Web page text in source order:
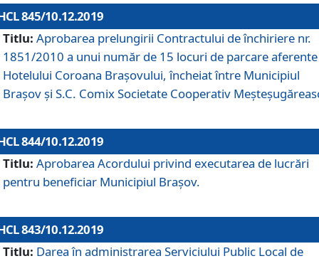
845/10.12.2019
Titlu: Aprobarea prelungirii Contractului de închiriere nr.
1851/2010 a unui număr de 15 locuri de parcare aferente
Hotelului Coroana Brașovului, încheiat între Municipiul
Braşov şi S.C. Comix Societate Cooperativ
844/10.12.2019
Titlu: Aprobarea Acordului privind executarea de lucrări
pentru beneficiar Municipiul Brașov.
843/10.12.2019
Titlu: Darea în administrarea Serviciului Public Local de